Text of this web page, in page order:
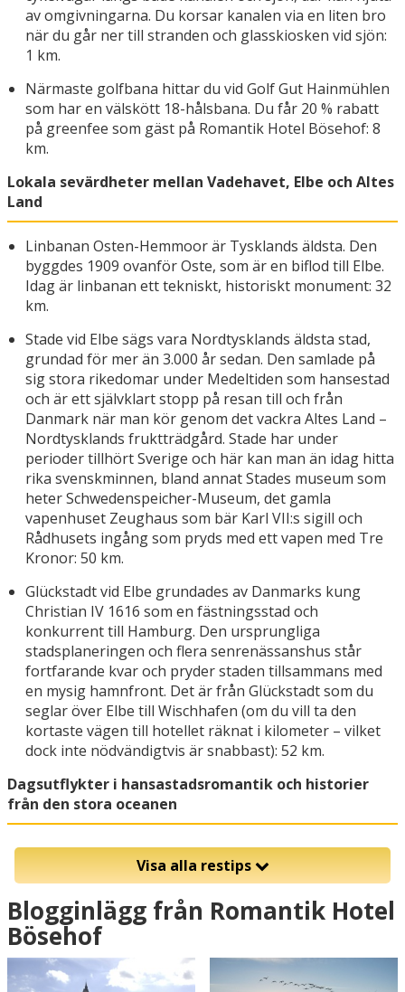
av omgivningarna. Du korsar kanalen via en liten bro
när du går ner till stranden och glasskiosken vid sjön:
1 km.
Närmaste golfbana hittar du vid Golf Gut Hainmühlen
som har en välskött 18-hålsbana. Du får 20 % rabatt
på greenfee som gäst på Romantik Hotel Bösehof: 8
km.
Lokala sevärdheter mellan Vadehavet, Elbe och Altes
Land
Linbanan Osten-Hemmoor är Tysklands äldsta. Den
byggdes 1909 ovanför Oste, som är en biflod till Elbe.
Idag är linbanan ett tekniskt, historiskt monument: 32
km.
Stade vid Elbe sägs vara Nordtysklands äldsta stad,
grundad för mer än 3.000 år sedan. Den samlade på
sig stora rikedomar under Medeltiden som hansestad
och är ett självklart stopp på resan till och från
Danmark när man kör genom det vackra Altes Land –
Nordtysklands fruktträdgård. Stade har under
perioder tillhört Sverige och här kan man än idag hitta
rika svenskminnen, bland annat Stades museum som
heter Schwedenspeicher-Museum, det gamla
vapenhuset Zeughaus som bär Karl VII:s sigill och
Rådhusets ingång som pryds med ett vapen med Tre
Kronor: 50 km.
Glückstadt vid Elbe grundades av Danmarks kung
Christian IV 1616 som en fästningsstad och
konkurrent till Hamburg. Den ursprungliga
stadsplaneringen och flera senrenässanshus står
fortfarande kvar och pryder staden tillsammans med
en mysig hamnfront. Det är från Glückstadt som du
seglar över Elbe till Wischhafen (om du vill ta den
kortaste vägen till hotellet räknat i kilometer – vilket
dock inte nödvändigtvis är snabbast): 52 km.
Dagsutflykter i hansastadsromantik och historier
från den stora oceanen
Visa alla restips
Blogginlägg från Romantik Hotel
Bösehof